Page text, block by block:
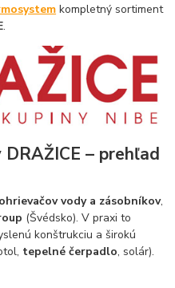
kompletný sortiment
.
DRAŽICE – prehľad
ohrievačov vody a zásobníkov,
(Švédsko). V praxi to
konštrukciu a širokú
tepelné čerpadlo, solár).